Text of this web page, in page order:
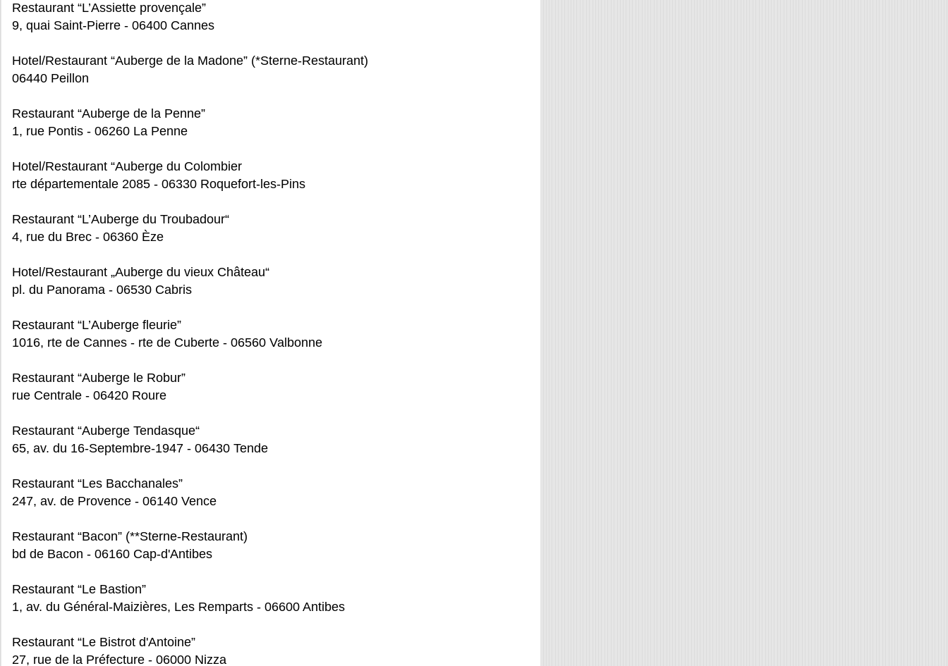
Restaurant “L’Assiette provençale”
9, quai Saint-Pierre - 06400 Cannes
Hotel/Restaurant “Auberge de la Madone” (*Sterne-Restaurant)
06440 Peillon
Restaurant “Auberge de la Penne”
1, rue Pontis - 06260 La Penne
Hotel/Restaurant “Auberge du Colombier
rte départementale 2085 - 06330 Roquefort-les-Pins
Restaurant “L’Auberge du Troubadour“
4, rue du Brec - 06360 Èze
Hotel/Restaurant „Auberge du vieux Château“
pl. du Panorama - 06530 Cabris
Restaurant “L’Auberge fleurie”
1016, rte de Cannes - rte de Cuberte - 06560 Valbonne
Restaurant “Auberge le Robur”
rue Centrale - 06420 Roure
Restaurant “Auberge Tendasque“
65, av. du 16-Septembre-1947 - 06430 Tende
Restaurant “Les Bacchanales”
247, av. de Provence - 06140 Vence
Restaurant “Bacon” (**Sterne-Restaurant)
bd de Bacon - 06160 Cap-d'Antibes
Restaurant “Le Bastion”
1, av. du Général-Maizières, Les Remparts - 06600 Antibes
Restaurant “Le Bistrot d'Antoine”
27, rue de la Préfecture - 06000 Nizza